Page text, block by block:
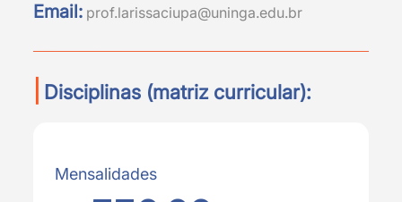
Email: prof.larissaciupa@uninga.edu.br
Disciplinas (matriz curricular):
Mensalidades